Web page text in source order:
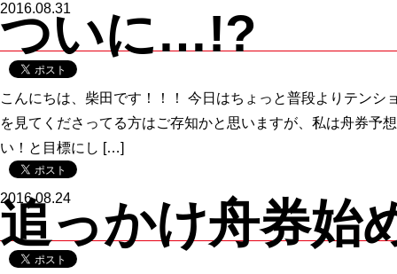
2016.08.31
ついに…!?
こんにちは、柴田です！！！ 今日はちょっと普段よりテンシ
を見てくださってる方はご存知かと思いますが、私は舟券予
い！と目標にし […]
2016.08.24
追っかけ舟券始